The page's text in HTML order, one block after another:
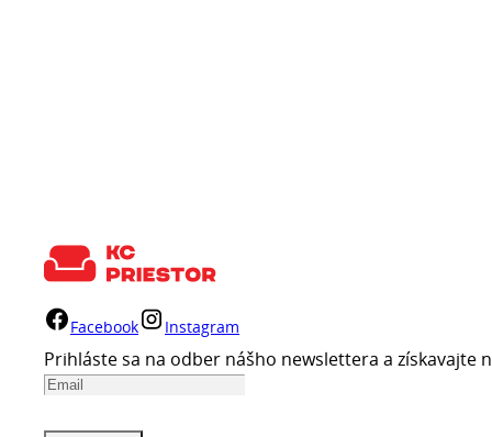
Facebook Instagram
Prihláste sa na odber nášho newslettera a získavajte